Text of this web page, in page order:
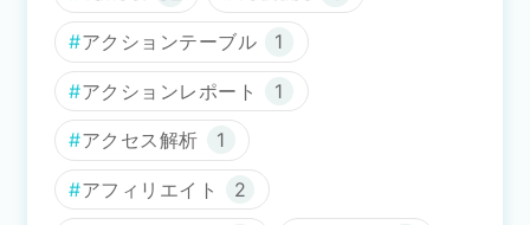
アクションテーブル 1
アクションレポート 1
アクセス解析 1
アフィリエイト 2